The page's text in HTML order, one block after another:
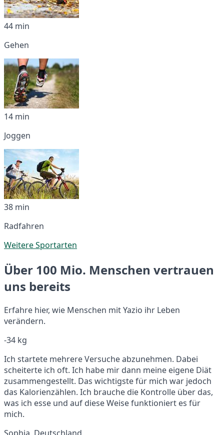
44 min
Gehen
14 min
Joggen
38 min
Radfahren
Weitere Sportarten
Über 100 Mio. Menschen vertrauen
uns bereits
Erfahre hier, wie Menschen mit Yazio ihr Leben
verändern.
-34 kg
Ich startete mehrere Versuche abzunehmen. Dabei
scheiterte ich oft. Ich habe mir dann meine eigene Diät
zusammengestellt. Das wichtigste für mich war jedoch
das Kalorienzählen. Ich brauche die Kontrolle über das,
was ich esse und auf diese Weise funktioniert es für
mich.